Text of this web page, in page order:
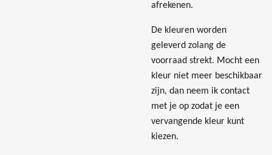
afrekenen.
De kleuren worden
geleverd zolang de
voorraad strekt. Mocht een
kleur niet meer beschikbaar
zijn, dan neem ik contact
met je op zodat je een
vervangende kleur kunt
kiezen.